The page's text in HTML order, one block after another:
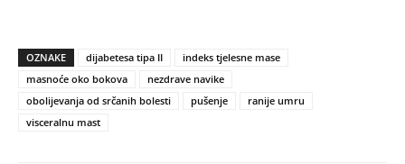
OZNAKE dijabetesa tipa II
indeks tjelesne mase
masnoće oko bokova
nezdrave navike
obolijevanja od srčanih bolesti
pušenje
ranije umru
visceralnu mast